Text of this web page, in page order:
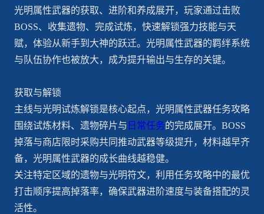
光明属性武器的获取、进阶和养成展开，玩家通过击败
BOSS、收集遗物、完成试炼，快速解锁强力技能与天
赋，体验从新手到大神的跃迁。光明属性武器的羁绊系统
与队伍协作也被放大，成为提升输出与生存的关键。
获取与解锁
主线与光明试炼解锁是核心起点，光明属性武器任务攻略
围绕试炼材料、遗物碎片与 日常任务的完成展开。BOSS
掉落与商店限时采购共同推动武器等级提升，材料越早齐
备，光明属性武器的成长曲线越稳健。
关注特定区域的遗物与光明符文，利用任务攻略中的最优
打击顺序提高掉落率，确保武器进阶速度与装备搭配的灵
活性。